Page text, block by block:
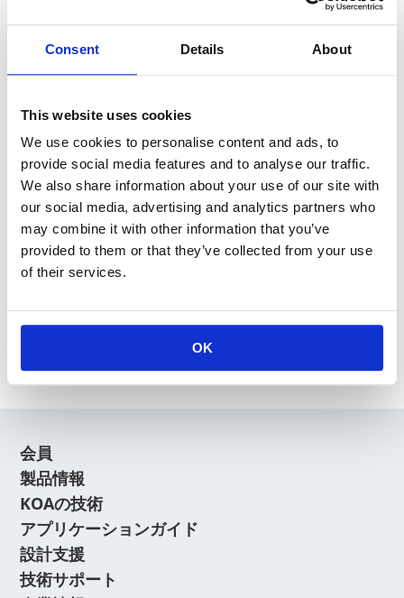
Consent Details About
This website uses cookies
We use cookies to personalise content and ads, to
provide social media features and to analyse our traffic.
We also share information about your use of our site with
our social media, advertising and analytics partners who
may combine it with other information that you’ve
provided to them or that they’ve collected from your use
of their services.
OK
KOAの会員ページでは、回路設計等に​お役立ていただける最新情報
をご提供しております。​会員登録いただいた方には、各種ご案内を
メールにてお届けいたします。
【会員限定コンテンツ】
抵抗器 温度分布シミュレータ
最新技術セミナー動画・資料
KOA Thermal Design Technology
会員登録に関するよくあるご質問はこちら
会員
製品情報
KOAの技術
アプリケーションガイド
設計支援
技術サポート